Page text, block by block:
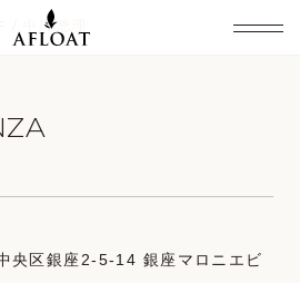
中川 恵理
区銀座2-5-14 銀座マロニエビ